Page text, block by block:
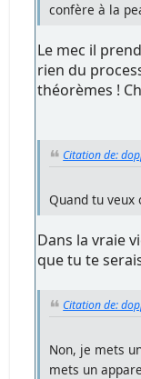
confère à la
Le mec il
rien du
théorèmes !
Citation de:
Quand tu
Dans la vraie
que tu te
Citation de:
Non, je mets
mets un